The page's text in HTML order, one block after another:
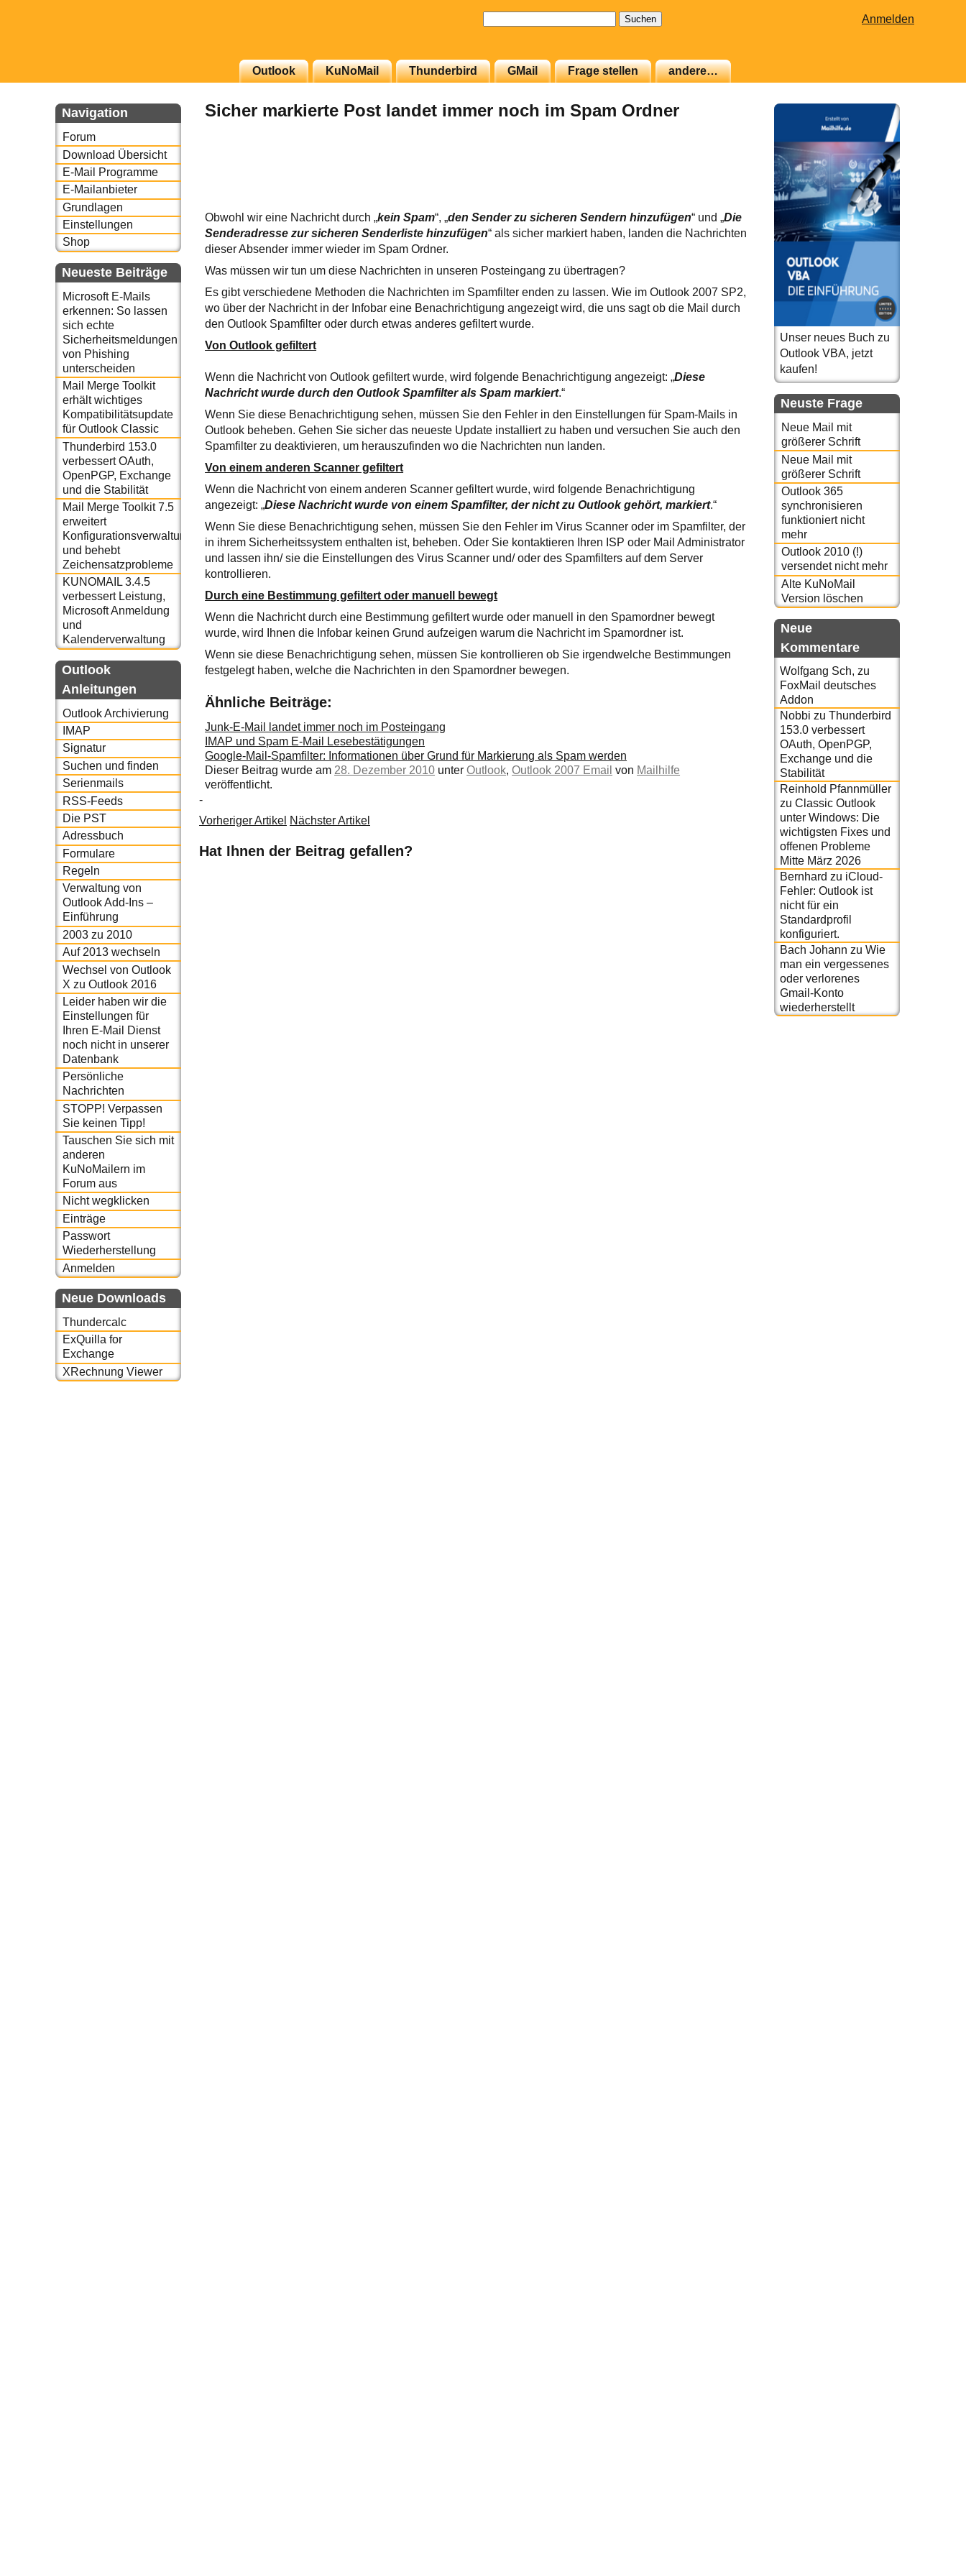
Anmelden
Outlook KuNoMail Thunderbird GMail Frage stellen andere…
Navigation
Forum
Download Übersicht
E-Mail Programme
E-Mailanbieter
Grundlagen
Einstellungen
Shop
Neueste Beiträge
Microsoft E-Mails
erkennen: So lassen
sich echte
Sicherheitsmeldungen
von Phishing
unterscheiden
Mail Merge Toolkit
erhält wichtiges
Kompatibilitätsupdate
für Outlook Classic
Thunderbird 153.0
verbessert OAuth,
OpenPGP, Exchange
und die Stabilität
Mail Merge Toolkit 7.5
erweitert
Konfigurationsverwaltung
und behebt
Zeichensatzprobleme
KUNOMAIL 3.4.5
verbessert Leistung,
Microsoft Anmeldung
und
Kalenderverwaltung
Outlook
Anleitungen
Outlook Archivierung
IMAP
Signatur
Suchen und finden
Serienmails
RSS-Feeds
Die PST
Adressbuch
Formulare
Regeln
Verwaltung von
Outlook Add-Ins –
Einführung
2003 zu 2010
Auf 2013 wechseln
Wechsel von Outlook
X zu Outlook 2016
Leider haben wir die
Einstellungen für
Ihren E-Mail Dienst
noch nicht in unserer
Datenbank
Persönliche
Nachrichten
STOPP! Verpassen
Sie keinen Tipp!
Tauschen Sie sich mit
anderen
KuNoMailern im
Forum aus
Nicht wegklicken
Einträge
Passwort
Wiederherstellung
Anmelden
Neue Downloads
Thundercalc
ExQuilla for
Exchange
XRechnung Viewer
Sicher markierte Post landet immer noch im Spam Ordner
Obwohl wir eine Nachricht durch „kein Spam“, „den Sender zu sicheren Sendern hinzufügen“ und „Die
Senderadresse zur sicheren Senderliste hinzufügen“ als sicher markiert haben, landen die Nachrichten
dieser Absender immer wieder im Spam Ordner.
Was müssen wir tun um diese Nachrichten in unseren Posteingang zu übertragen?
Es gibt verschiedene Methoden die Nachrichten im Spamfilter enden zu lassen. Wie im Outlook 2007 SP2,
wo über der Nachricht in der Infobar eine Benachrichtigung angezeigt wird, die uns sagt ob die Mail durch
den Outlook Spamfilter oder durch etwas anderes gefiltert wurde.
Von Outlook gefiltert
Wenn die Nachricht von Outlook gefiltert wurde, wird folgende Benachrichtigung angezeigt: „Diese
Nachricht wurde durch den Outlook Spamfilter als Spam markiert.“
Wenn Sie diese Benachrichtigung sehen, müssen Sie den Fehler in den Einstellungen für Spam-Mails in
Outlook beheben. Gehen Sie sicher das neueste Update installiert zu haben und versuchen Sie auch den
Spamfilter zu deaktivieren, um herauszufinden wo die Nachrichten nun landen.
Von einem anderen Scanner gefiltert
Wenn die Nachricht von einem anderen Scanner gefiltert wurde, wird folgende Benachrichtigung
angezeigt: „Diese Nachricht wurde von einem Spamfilter, der nicht zu Outlook gehört, markiert.“
Wenn Sie diese Benachrichtigung sehen, müssen Sie den Fehler im Virus Scanner oder im Spamfilter, der
in ihrem Sicherheitssystem enthalten ist, beheben. Oder Sie kontaktieren Ihren ISP oder Mail Administrator
und lassen ihn/ sie die Einstellungen des Virus Scanner und/ oder des Spamfilters auf dem Server
kontrollieren.
Durch eine Bestimmung gefiltert oder manuell bewegt
Wenn die Nachricht durch eine Bestimmung gefiltert wurde oder manuell in den Spamordner bewegt
wurde, wird Ihnen die Infobar keinen Grund aufzeigen warum die Nachricht im Spamordner ist.
Wenn sie diese Benachrichtigung sehen, müssen Sie kontrollieren ob Sie irgendwelche Bestimmungen
festgelegt haben, welche die Nachrichten in den Spamordner bewegen.
Ähnliche Beiträge:
Junk-E-Mail landet immer noch im Posteingang
IMAP und Spam E-Mail Lesebestätigungen
Google-Mail-Spamfilter: Informationen über Grund für Markierung als Spam werden
Dieser Beitrag wurde am 28. Dezember 2010 unterOutlook,Outlook 2007 Email von Mailhilfe
veröffentlicht.
-
Vorheriger Artikel Nächster Artikel
Hat Ihnen der Beitrag gefallen?
Unser neues Buch zu
Outlook VBA, jetzt
kaufen!
Neuste Frage
Neue Mail mit
größerer Schrift
Neue Mail mit
größerer Schrift
Outlook 365
synchronisieren
funktioniert nicht
mehr
Outlook 2010 (!)
versendet nicht mehr
Alte KuNoMail
Version löschen
Neue
Kommentare
Wolfgang Sch, zu
FoxMail deutsches
Addon
Nobbi zu Thunderbird
153.0 verbessert
OAuth, OpenPGP,
Exchange und die
Stabilität
Reinhold Pfannmüller
zu Classic Outlook
unter Windows: Die
wichtigsten Fixes und
offenen Probleme
Mitte März 2026
Bernhard zu iCloud-
Fehler: Outlook ist
nicht für ein
Standardprofil
konfiguriert.
Bach Johann zu Wie
man ein vergessenes
oder verlorenes
Gmail-Konto
wiederherstellt
oder auch